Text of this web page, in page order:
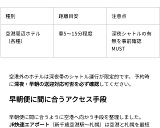
種別 距離目安 注意点
空港周辺ホテル
（各種）
車5〜15分程度
深夜シャトルの有
無を事前確認
MUST
空港外のホテルは深夜帯のシャトル運行が限定的です。 予約時
に深夜・早朝の送迎対応可否を必ず確認してください。
早朝便に間に合うアクセス手段
早朝便に間に合うように空港へ向かう手段を整理しました。
JR快速エアポート （新千歳空港駅〜札幌）は空港と札幌を最短